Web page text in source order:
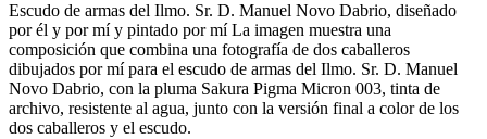
Escudo de armas del Ilmo. Sr. D. Manuel Novo Dabrio, diseñado
por él y por mí y pintado por mí La imagen muestra una
composición que combina una fotografía de dos caballeros
dibujados por mí para el escudo de armas del Ilmo. Sr. D. Manuel
Novo Dabrio, con la pluma Sakura Pigma Micron 003, tinta de
archivo, resistente al agua, junto con la versión final a color de los
dos caballeros y el escudo.